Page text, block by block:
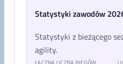
Statystyki zawodów
Statystyki z bieżącego
agility.